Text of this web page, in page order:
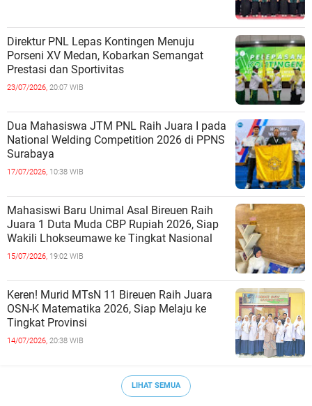
Direktur PNL Lepas Kontingen Menuju
Porseni XV Medan, Kobarkan Semangat
Prestasi dan Sportivitas
23/07/2026, 20:07 WIB
Dua Mahasiswa JTM PNL Raih Juara I pada
National Welding Competition 2026 di PPNS
Surabaya
17/07/2026, 10:38 WIB
Mahasiswi Baru Unimal Asal Bireuen Raih
Juara 1 Duta Muda CBP Rupiah 2026, Siap
Wakili Lhokseumawe ke Tingkat Nasional
15/07/2026, 19:02 WIB
Keren! Murid MTsN 11 Bireuen Raih Juara
OSN-K Matematika 2026, Siap Melaju ke
Tingkat Provinsi
14/07/2026, 20:38 WIB
LIHAT SEMUA